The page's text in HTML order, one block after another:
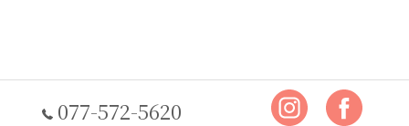
077-572-5620